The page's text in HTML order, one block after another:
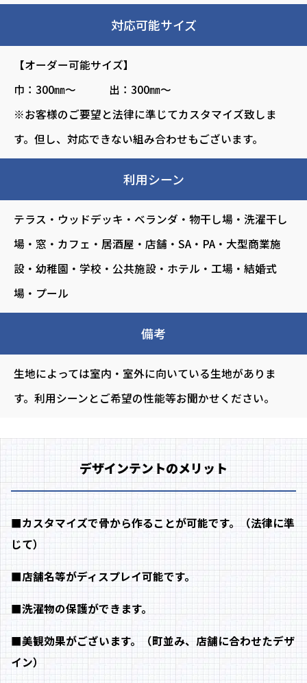
対応可能サイズ
【オーダー可能サイズ】
巾：300㎜～ 出：300㎜～
※お客様のご要望と法律に準じてカスタマイズ致しま
す。但し、対応できない組み合わせもございます。
利用シーン
テラス・ウッドデッキ・ベランダ・物干し場・洗濯干し
場・窓・カフェ・居酒屋・店舗・SA・PA・大型商業施
設・幼稚園・学校・公共施設・ホテル・工場・結婚式
場・プール
備考
生地によっては室内・室外に向いている生地がありま
す。利用シーンとご希望の性能等お聞かせください。
デザインテントのメリット
■カスタマイズで骨から作ることが可能です。（法律に準
じて）
■店舗名等がディスプレイ可能です。
■洗濯物の保護ができます。
■美観効果がございます。（町並み、店舗に合わせたデザ
イン）